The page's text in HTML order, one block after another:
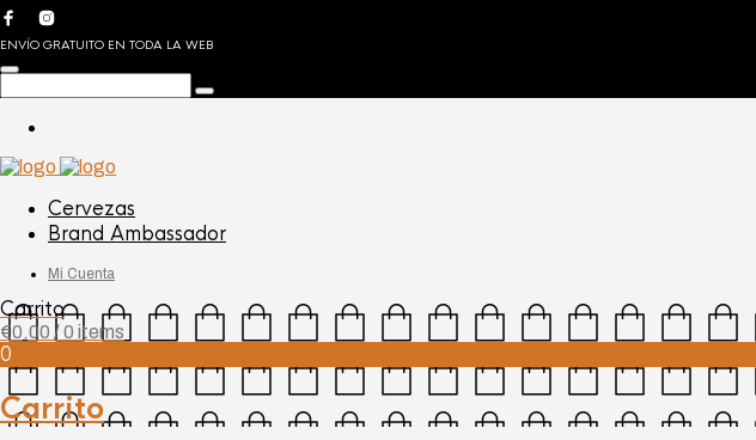
ENVÍO GRATUITO EN TODA LA WEB
Cervezas
Brand Ambassador
Mi Cuenta
Carrito
€0,00 / 0 items
0
Carrito